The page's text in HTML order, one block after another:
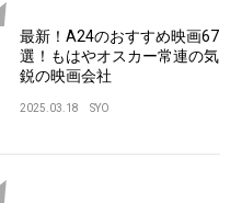
最新！A24のおすすめ映画67
選！もはやオスカー常連の気
鋭の映画会社
2025.03.18 SYO